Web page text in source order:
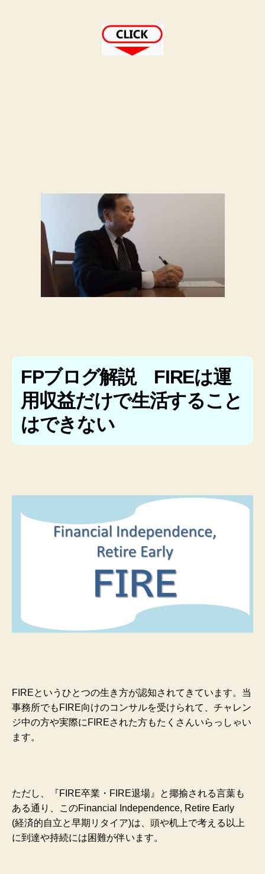
FPブログ解説 FIREは運
用収益だけで生活すること
はできない
FIREというひとつの生き方が認知されてきています。当
事務所でもFIRE向けのコンサルを受けられて、チャレン
ジ中の方や実際にFIREされた方もたくさんいらっしゃい
ます。
ただし、『FIRE卒業・FIRE退場』と揶揄される言葉も
ある通り、このFinancial Independence, Retire Early
(経済的自立と早期リタイア)は、頭や机上で考える以上
に到達や持続には困難が伴います。